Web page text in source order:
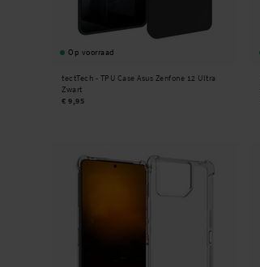
Op voorraad
tectTech - TPU Case Asus Zenfone 12 Ultra
Zwart
€ 9,95